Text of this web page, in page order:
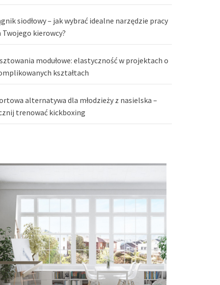
siodłowy – jak wybrać idealne narzędzie pracy
Twojego kierowcy?
modułowe: elastyczność w projektach o
kształtach
alternatywa dla młodzieży z nasielska –
trenować kickboxing